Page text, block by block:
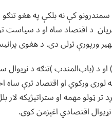
سمندرونو کې نه بلکې په هغو
د اقتصاد ساه او د سیاست
تړلی دی. د هغوی
او د (باب‌المندب )تنګه د
ورکوي او اقتصاد ترې ساه
تر ټولو مهمه او ستراتیژیکه
اقتصادي اغېزمن کوی.